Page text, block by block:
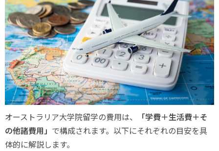
オーストラリア大学院留学の費用は、
「学費＋生活費＋そ
の他諸費用」 で構成されます。以下にそれぞれの目安を具
体的に解説します。